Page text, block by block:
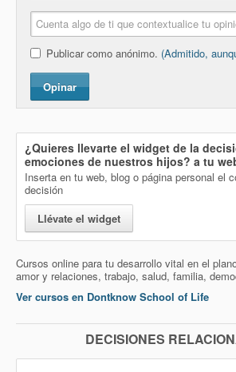
Publicar como anónimo. (Admitido,
Opinar
¿Quieres llevarte el widget de la
emociones de nuestros hijos? a tu
Inserta en tu web, blog o página personal el
decisión
Llévate el widget
Cursos online para tu desarrollo vital en el
amor y relaciones, trabajo, salud, familia,
Ver cursos en Dontknow School of Life
DECISIONES